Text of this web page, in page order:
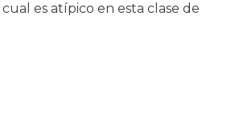
es atípico en esta clase de